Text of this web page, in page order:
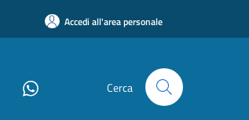
Accedi all'area personale
Cerca